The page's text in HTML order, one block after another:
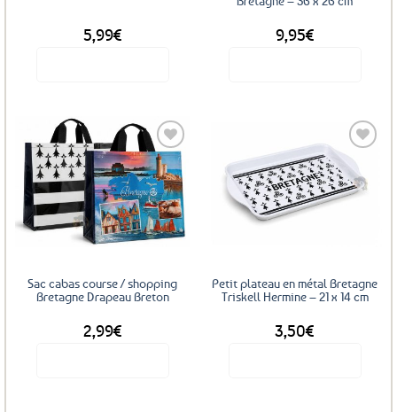
5,99€ 9,95€
Ajouter
aux
favoris
Sac cabas course / shopping
Bretagne Drapeau Breton
2,99€
Ajouter
aux
Petit plateau en métal Bretagne
Triskell Hermine – 21 x 14 cm
3,50€